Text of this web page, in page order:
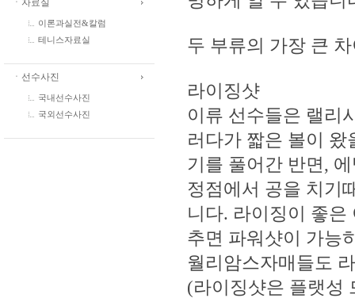
ㆍ자료실
이론과실전&칼럼
테니스자료실
ㆍ선수사진
국내선수사진
국외선수사진
두 부류의 가장 큰
라이징샷
이류 선수들은 랠리
러다가 짧은 볼이
기를 풀어간 반면,
정점에서 공을 치기
니다. 라이징이 좋
추면 파워샷이 가능
월리암스자매들도
(라이징샷은 플랫성